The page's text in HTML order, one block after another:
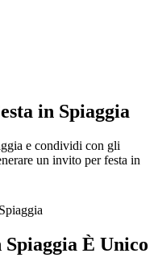
in Spiaggia
e condividi con gli
un invito per festa in
È Unico